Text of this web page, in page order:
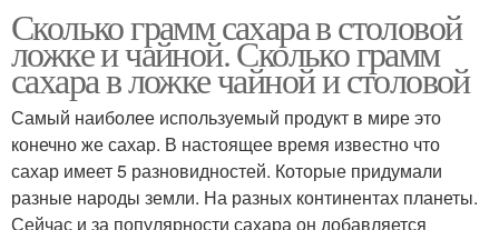
Чайная ложка Чайные ложки
Углеводы в чайной
ложке
Воды в ложке
Сколько грамм сахара в столовой
ложке и чайной. Сколько грамм
сахара в ложке чайной и столовой
Самый наиболее используемый продукт в мире это
конечно же сахар. В настоящее время известно что
сахар имеет 5 разновидностей. Которые придумали
разные народы земли. На разных континентах планеты.
Сейчас и за популярности сахара он добавляется